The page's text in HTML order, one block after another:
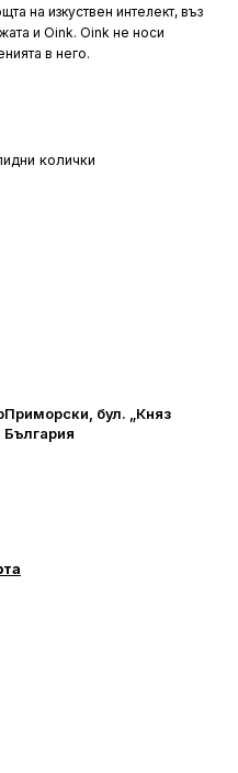
е бързо и точно, като
да съдейства на
е удобна, което го прави
това, клубът остава
търсят качествена
на изкуствен интелект, въз
и Oink. Oink не носи
в него.
колички
бул. „Княз
България